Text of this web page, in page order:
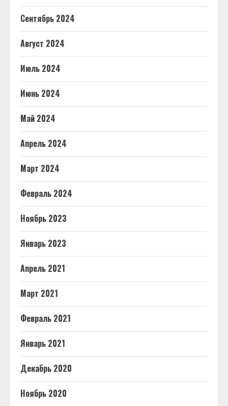
Сентябрь 2024
Август 2024
Июль 2024
Июнь 2024
Май 2024
Апрель 2024
Март 2024
Февраль 2024
Ноябрь 2023
Январь 2023
Апрель 2021
Март 2021
Февраль 2021
Январь 2021
Декабрь 2020
Ноябрь 2020